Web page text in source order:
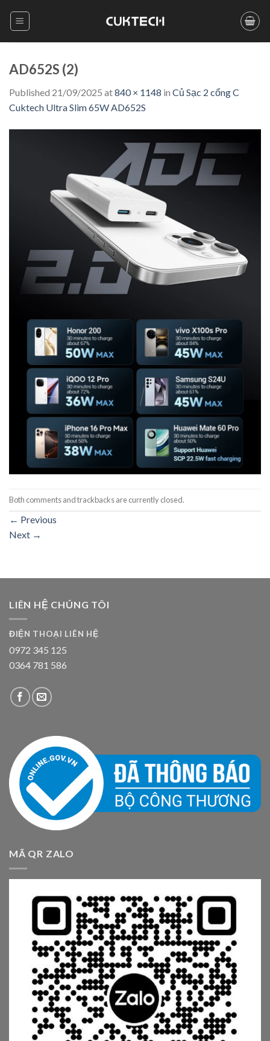
AD652S (2)
Published 21/09/2025 at840 × 1148 in Củ Sạc 2 cổng C
Cuktech Ultra Slim 65W AD652S
Both comments and trackbacks are currently closed.
← Previous
Next →
LIÊN HỆ CHÚNG TÔI
ĐIỆN THOẠI LIÊN HỆ
0972 345 125
0364 781 586
MÃ QR ZALO